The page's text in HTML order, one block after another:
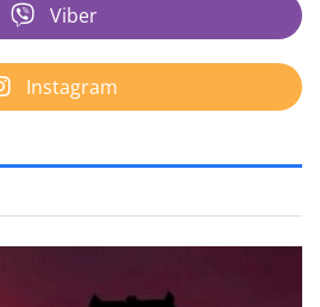
Viber
Instagram